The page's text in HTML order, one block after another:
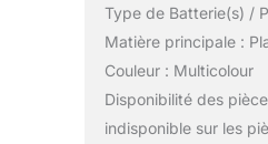
Type de Batterie(s) /
Matière principale :
Couleur : Multicolour
Disponibilité des
indisponible sur les